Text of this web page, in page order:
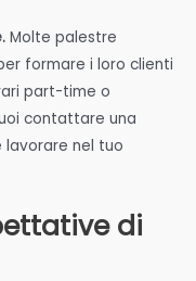
Molte palestre
formare i loro clienti
part-time o
contattare una
lavorare nel tuo
di